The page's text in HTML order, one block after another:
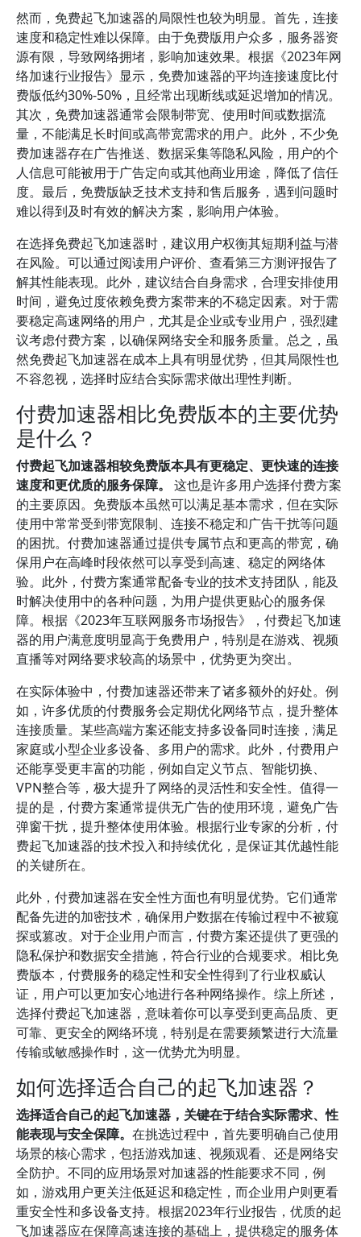
然而，免费起飞加速器的局限性也较为明显。首先，连接
速度和稳定性难以保障。由于免费版用户众多，服务器资
源有限，导致网络拥堵，影响加速效果。根据《2023年网
络加速行业报告》显示，免费加速器的平均连接速度比付
费版低约30%-50%，且经常出现断线或延迟增加的情况。
其次，免费加速器通常会限制带宽、使用时间或数据流
量，不能满足长时间或高带宽需求的用户。此外，不少免
费加速器存在广告推送、数据采集等隐私风险，用户的个
人信息可能被用于广告定向或其他商业用途，降低了信任
度。最后，免费版缺乏技术支持和售后服务，遇到问题时
难以得到及时有效的解决方案，影响用户体验。
在选择免费起飞加速器时，建议用户权衡其短期利益与潜
在风险。可以通过阅读用户评价、查看第三方测评报告了
解其性能表现。此外，建议结合自身需求，合理安排使用
时间，避免过度依赖免费方案带来的不稳定因素。对于需
要稳定高速网络的用户，尤其是企业或专业用户，强烈建
议考虑付费方案，以确保网络安全和服务质量。总之，虽
然免费起飞加速器在成本上具有明显优势，但其局限性也
不容忽视，选择时应结合实际需求做出理性判断。
付费加速器相比免费版本的主要优势
是什么？
付费起飞加速器相较免费版本具有更稳定、更快速的连接
速度和更优质的服务保障。
这也是许多用户选择付费方案
的主要原因。免费版本虽然可以满足基本需求，但在实际
使用中常常受到带宽限制、连接不稳定和广告干扰等问题
的困扰。付费加速器通过提供专属节点和更高的带宽，确
保用户在高峰时段依然可以享受到高速、稳定的网络体
验。此外，付费方案通常配备专业的技术支持团队，能及
时解决使用中的各种问题，为用户提供更贴心的服务保
障。根据《2023年互联网服务市场报告》，付费起飞加速
器的用户满意度明显高于免费用户，特别是在游戏、视频
直播等对网络要求较高的场景中，优势更为突出。
在实际体验中，付费加速器还带来了诸多额外的好处。例
如，许多优质的付费服务会定期优化网络节点，提升整体
连接质量。某些高端方案还能支持多设备同时连接，满足
家庭或小型企业多设备、多用户的需求。此外，付费用户
还能享受更丰富的功能，例如自定义节点、智能切换、
VPN整合等，极大提升了网络的灵活性和安全性。值得一
提的是，付费方案通常提供无广告的使用环境，避免广告
弹窗干扰，提升整体使用体验。根据行业专家的分析，付
费起飞加速器的技术投入和持续优化，是保证其优越性能
的关键所在。
此外，付费加速器在安全性方面也有明显优势。它们通常
配备先进的加密技术，确保用户数据在传输过程中不被窥
探或篡改。对于企业用户而言，付费方案还提供了更强的
隐私保护和数据安全措施，符合行业的合规要求。相比免
费版本，付费服务的稳定性和安全性得到了行业权威认
证，用户可以更加安心地进行各种网络操作。综上所述，
选择付费起飞加速器，意味着你可以享受到更高品质、更
可靠、更安全的网络环境，特别是在需要频繁进行大流量
传输或敏感操作时，这一优势尤为明显。
如何选择适合自己的起飞加速器？
选择适合自己的起飞加速器，关键在于结合实际需求、性
能表现与安全保障。 在挑选过程中，首先要明确自己使用
场景的核心需求，包括游戏加速、视频观看、还是网络安
全防护。不同的应用场景对加速器的性能要求不同，例
如，游戏用户更关注低延迟和稳定性，而企业用户则更看
重安全性和多设备支持。根据2023年行业报告，优质的起
飞加速器应在保障高速连接的基础上，提供稳定的服务体